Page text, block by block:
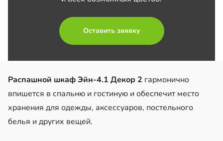
Оставить заявку
Распашной шкаф Эйн-4.1 Декор 2 гармонично
впишется в спальню и гостиную и обеспечит место
хранения для одежды, аксессуаров, постельного
белья и других вещей.